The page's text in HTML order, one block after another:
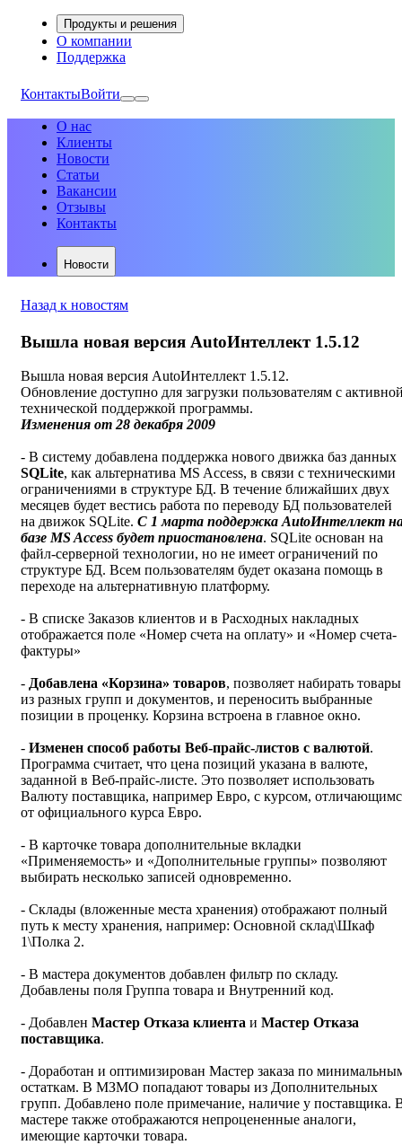
Продукты и решения
О компании
Поддержка
КонтактыВойти
О нас
Клиенты
Новости
Статьи
Вакансии
Отзывы
Контакты
Новости
Назад к новостям
Вышла новая версия AutoИнтеллект 1.5.12
Вышла новая версия AutoИнтеллект 1.5.12.
Обновление доступно для загрузки пользователям с
технической поддержкой программы.
Изменения от 28 декабря 2009
- В систему добавлена поддержка нового движка баз данных
SQLite, как альтернатива MS Access, в связи с техническими
ограничениями в структуре БД. В течение ближайших двух
месяцев будет вестись работа по переводу БД пользователей
на движок SQLite. С 1 марта поддержкаAutoИнтеллект
базе MS Access будет приостановлена. SQLite основан на
файл-серверной технологии, но не имеет ограничений по
структуре БД. Всем пользователям будет оказана помощь в
переходе на альтернативную платформу.
- В списке Заказов клиентов и в Расходных накладных
отображается поле «Номер счета на оплату» и «Номер счета-
фактуры»
- Добавлена «Корзина» товаров, позволяет набирать товары
из разных групп и документов, и переносить выбранные
позиции в проценку. Корзина встроена в главное окно.
- Изменен способ работы Веб-прайс-листов с валютой.
Программа считает, что цена позиций указана в валюте,
заданной в Веб-прайс-листе. Это позволяет использовать
Валюту поставщика, например Евро, с курсом,
от официального курса Евро.
- В карточке товара дополнительные вкладки
«Применяемость» и «Дополнительные группы» позволяют
выбирать несколько записей одновременно.
- Склады (вложенные места хранения) отображают полный
путь к месту хранения, например: Основной склад\Шкаф
1\Полка 2.
- В мастера документов добавлен фильтр по складу.
Добавлены поля Группа товара и Внутренний код.
- Добавлен Мастер Отказа клиента и Мастер Отказа
поставщика.
- Доработан и оптимизирован Мастер заказа по
остаткам. В МЗМО попадают товары из Дополнительных
групп. Добавлено поле примечание, наличие у поставщика.
мастере также отображаются непроцененные аналоги,
имеющие карточки товара.